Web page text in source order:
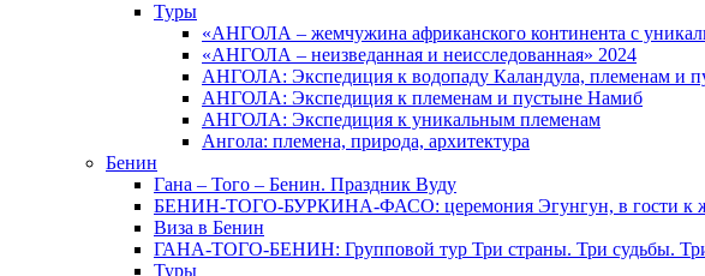
Туры
«АНГОЛА – жемчужина африканского континента с
«АНГОЛА – неизведанная и неисследованная» 2024
АНГОЛА: Экспедиция к водопаду Каландула, племенам и
АНГОЛА: Экспедиция к племенам и пустыне Намиб
АНГОЛА: Экспедиция к уникальным племенам
Ангола: племена, природа, архитектура
Бенин
Гана – Того – Бенин. Праздник Вуду
БЕНИН-ТОГО-БУРКИНА-ФАСО: церемония Эгунгун, в гости к
Виза в Бенин
ГАНА-ТОГО-БЕНИН: Групповой тур Три страны. Три судьбы.
Туры